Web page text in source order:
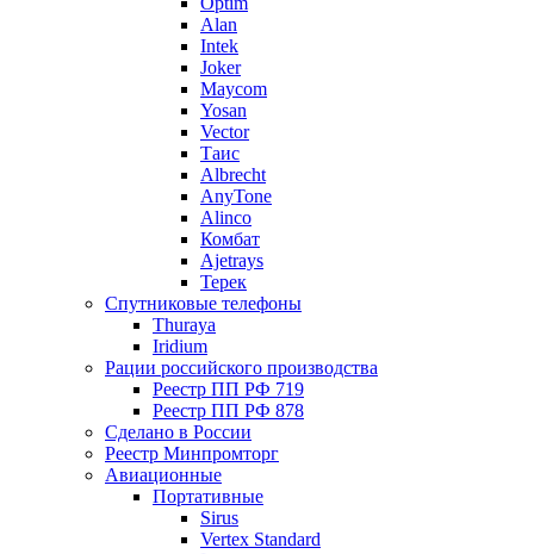
Alan
Intek
Joker
Maycom
Yosan
Vector
Таис
Albrecht
AnyTone
Alinco
Комбат
Ajetrays
Терек
Спутниковые телефоны
Thuraya
Iridium
Рации российского производства
Реестр ПП РФ 719
Реестр ПП РФ 878
Сделано в России
Реестр Минпромторг
Авиационные
Портативные
Sirus
Vertex Standard